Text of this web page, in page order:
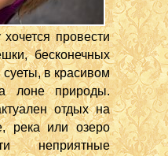
провести
бесконечных
в красивом
лоне природы.
отдых на
река или озеро
неприятные